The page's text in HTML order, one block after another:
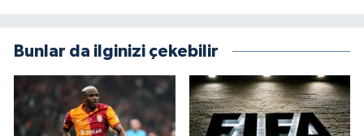
Bunlar da ilginizi çekebilir